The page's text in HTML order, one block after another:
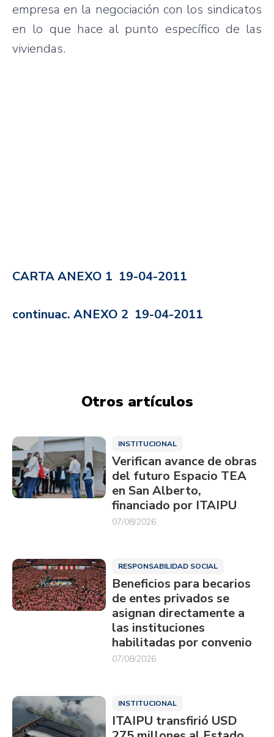
empresa en la negociación con los sindicatos
en lo que hace al punto específico de las
viviendas.
CARTA ANEXO 1 19-04-2011
continuac. ANEXO 2 19-04-2011
Otros artículos
INSTITUCIONAL
Verifican avance de obras
del futuro Espacio TEA
en San Alberto,
financiado por ITAIPU
07/08/2026
RESPONSABILIDAD SOCIAL
Beneficios para becarios
de entes privados se
asignan directamente a
las instituciones
habilitadas por convenio
07/08/2026
INSTITUCIONAL
ITAIPU transfirió USD